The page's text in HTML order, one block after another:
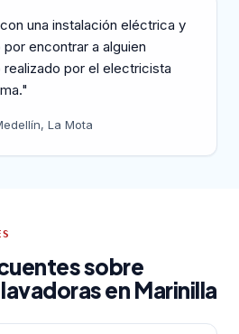
una instalación eléctrica y
encontrar a alguien
por el electricista
La Mota
sobre
en Marinilla